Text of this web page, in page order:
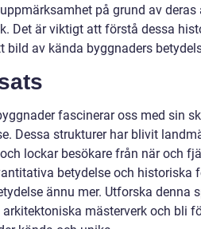
på grund av
Det är viktigt att förstå dessa
bild av kända byggnaders
fascinerar oss med sin
Dessa strukturer har blivit
lockar besökare från när och
betydelse och historiska
ännu mer. Utforska denna
arkitektoniska mästerverk och bli